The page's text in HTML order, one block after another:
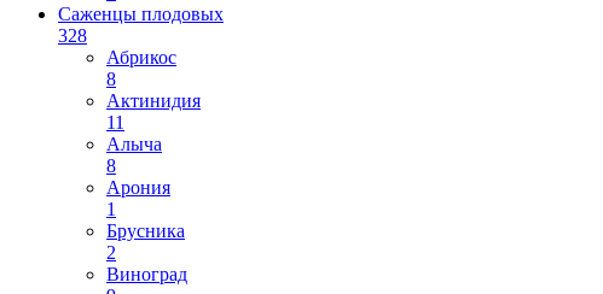
Саженцы плодовых
328
Абрикос
8
Актинидия
11
Алыча
8
Арония
1
Брусника
2
Виноград